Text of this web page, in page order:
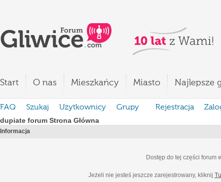
Start O nas Mieszkańcy Miasto Najlepsze
FAQ Szukaj Użytkownicy Grupy Rejestracja
dupiate forum Strona Główna
Informacja
Dostęp do tej części forum
Jeżeli nie jesteś jeszcze zarejestrowany, kliknij